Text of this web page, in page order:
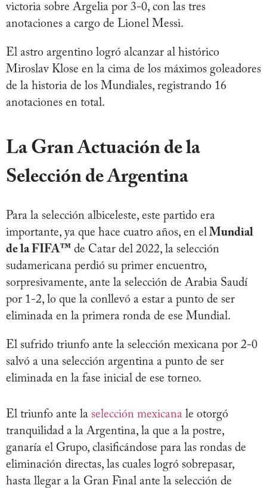
victoria sobre Argelia por 3-0, con las tres
anotaciones a cargo de Lionel Messi.
El astro argentino logró alcanzar al histórico
Miroslav Klose en la cima de los máximos goleadores
de la historia de los Mundiales, registrando 16
anotaciones en total.
La Gran Actuación de la
Selección de Argentina
Para la selección albiceleste, este partido era
importante, ya que hace cuatro años, en el Mundial
de la FIFA™ de Catar del 2022, la selección
sudamericana perdió su primer encuentro,
sorpresivamente, ante la selección de Arabia Saudí
por 1-2, lo que la conllevó a estar a punto de ser
eliminada en la primera ronda de ese Mundial.
El sufrido triunfo ante la selección mexicana por 2-0
salvó a una selección argentina a punto de ser
eliminada en la fase inicial de ese torneo.
El triunfo ante la selección mexicana le otorgó
tranquilidad a la Argentina, la que a la postre,
ganaría el Grupo, clasificándose para las rondas de
eliminación directas, las cuales logró sobrepasar,
hasta llegar a la Gran Final ante la selección de